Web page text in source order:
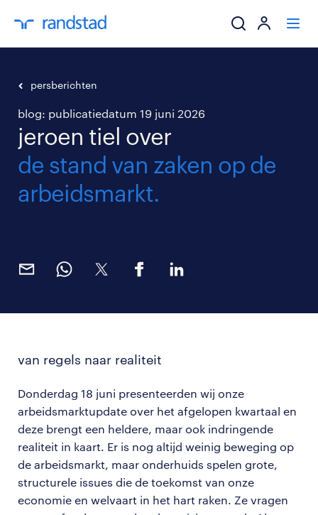
werkgevers
mijn carrière
persberichten
blog: publicatiedatum 19 juni 2026
jeroen tiel over
de stand van zaken op de
arbeidsmarkt.
van regels naar realiteit
Donderdag 18 juni presenteerden wij onze
arbeidsmarktupdate over het afgelopen kwartaal en
deze brengt een heldere, maar ook indringende
realiteit in kaart. Er is nog altijd weinig beweging op
de arbeidsmarkt, maar onderhuids spelen grote,
structurele issues die de toekomst van onze
economie en welvaart in het hart raken. Ze vragen